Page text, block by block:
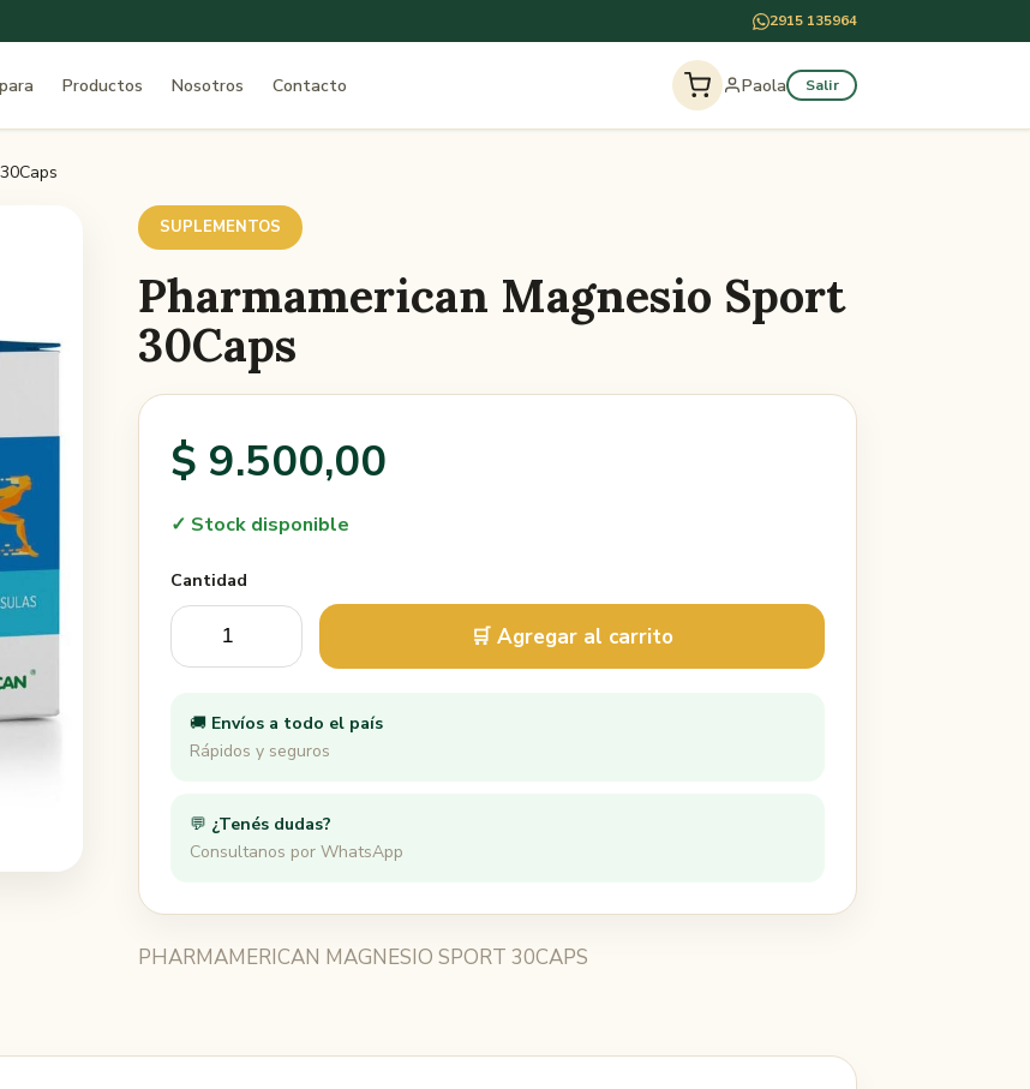
2915 135964
Productos Nosotros Contacto Paola Salir
SUPLEMENTOS
Pharmamerican Magnesio Sport
30Caps
$ 9.500,00
✓ Stock disponible
Cantidad
🛒 Agregar al carrito
🚚 Envíos a todo el país
Rápidos y seguros
💬 ¿Tenés dudas?
Consultanos por WhatsApp
PHARMAMERICAN MAGNESIO SPORT 30CAPS